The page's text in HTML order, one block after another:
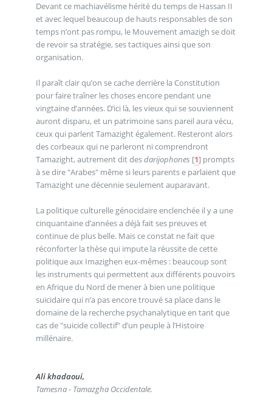
Devant ce machiavélisme hérité du temps de Hassan II
et avec lequel beaucoup de hauts responsables de son
temps n’ont pas rompu, le Mouvement amazigh se doit
de revoir sa stratégie, ses tactiques ainsi que son
organisation.
Il paraît clair qu’on se cache derrière la Constitution
pour faire traîner les choses encore pendant une
vingtaine d’années. D’ici là, les vieux qui se souviennent
auront disparu, et un patrimoine sans pareil aura vécu,
ceux qui parlent Tamazight également. Resteront alors
des corbeaux qui ne parleront ni comprendront
Tamazight, autrement dit desdarijophones [1]prompts
à se dire "Arabes" même si leurs parents e parlaient que
Tamazight une décennie seulement auparavant.
La politique culturelle génocidaire enclenchée il y a une
cinquantaine d’années a déjà fait ses preuves et
continue de plus belle. Mais ce constat ne fait que
réconforter la thèse qui impute la réussite de cette
politique aux Imazighen eux-mêmes : beaucoup sont
les instruments qui permettent aux différents pouvoirs
en Afrique du Nord de mener à bien une politique
suicidaire qui n’a pas encore trouvé sa place dans le
domaine de la recherche psychanalytique en tant que
cas de "suicide collectif" d’un peuple à l’Histoire
millénaire.
Ali khadaoui,
Tamesna - Tamazgha Occidentale.